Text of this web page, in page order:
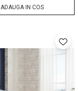
ADAUGA IN COS